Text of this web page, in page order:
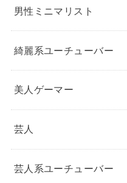
男性ミニマリスト
綺麗系ユーチューバー
美人ゲーマー
芸人
芸人系ユーチューバー